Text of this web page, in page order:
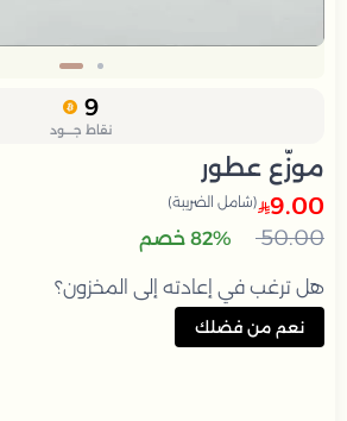
9
نقاط جــــود
موزّع عطور
9.00 (شامل الضريبة)
50.00 82% خصم
هل ترغب في إعادته إلى المخزون؟
نعم من فضلك